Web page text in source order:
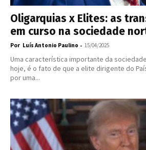
Oligarquias x Elites: as
em curso na sociedade
Por Luís Antonio Paulino - 15/04/2025
Uma característica importante da
hoje, é o fato de que a elite dirigente do
por uma...